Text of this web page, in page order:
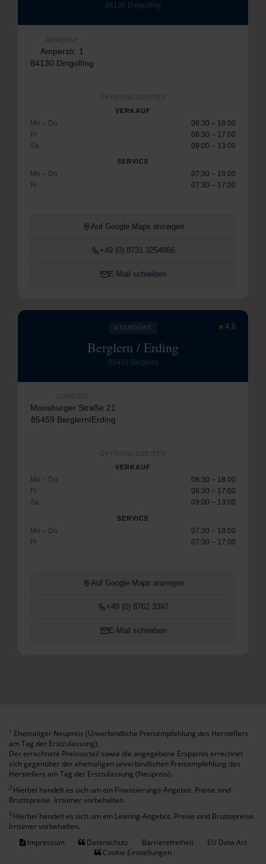
84130 Dingolfing
ADRESSE
Amperstr. 1
84130 Dingolfing
ÖFFNUNGSZEITEN
VERKAUF
Mo – Do
08:30 – 18:00
Fr
08:30 – 17:00
Sa
09:00 – 13:00
SERVICE
Mo – Do
07:30 – 18:00
Fr
07:30 – 17:00
Auf Google Maps anzeigen
+49 (0) 8731 3254866
E-Mail schreiben
★4,6
STANDORT
Berglern / Erding
85459 Berglern
ADRESSE
Moosburger Straße 21
85459 Berglern/Erding
ÖFFNUNGSZEITEN
VERKAUF
Mo – Do
08:30 – 18:00
Fr
08:30 – 17:00
Sa
09:00 – 13:00
SERVICE
Mo – Do
07:30 – 18:00
Fr
07:30 – 17:00
Auf Google Maps anzeigen
+49 (0) 8762 3397
E-Mail schreiben
1 Ehemaliger Neupreis (Unverbindliche Preisempfehlung des Herstellers
am Tag der Erstzulassung).
Der errechnete Preisvorteil sowie die angegebene Ersparnis errechnet
sich gegenüber der ehemaligen unverbindlichen Preisempfehlung des
Herstellers am Tag der Erstzulassung (Neupreis).
2 Hierbei handelt es sich um ein Finanzierungs-Angebot. Preise sind
Bruttopreise. Irrtümer vorbehalten.
3 Hierbei handelt es sich um ein Leasing-Angebot. Preise sind Bruttopreise.
Irrtümer vorbehalten.
Impressum
Datenschutz Barrierefreiheit
EU Data Act
Cookie Einstellungen